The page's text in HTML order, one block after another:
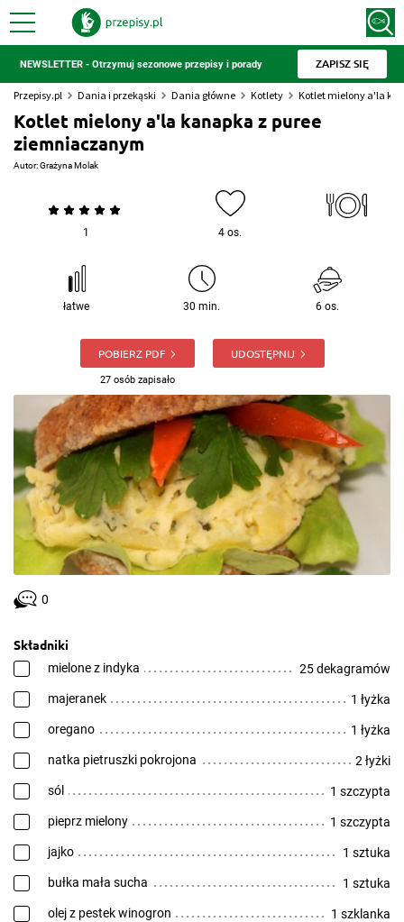
NEWSLETTER - Otrzymuj sezonowe przepisy i porady ZAPISZ SIĘ
Przepisy.pl Dania i przekąski Dania główne Kotlety Kotlet mielony a'la
Kotlet mielony a'la kanapka z puree
ziemniaczanym
Autor:Grażyna Molak
1 4 os.
łatwe 30 min. 6 os.
POBIERZ PDF
27 osób zapisało
UDOSTĘPNIJ
0
Składniki
mielone z indyka 25 dekagramów
majeranek 1 łyżka
oregano 1 łyżka
natka pietruszki pokrojona 2 łyżki
sól 1 szczypta
pieprz mielony 1 szczypta
jajko 1 sztuka
bułka mała sucha 1 sztuka
olej z pestek winogron 1 szklanka